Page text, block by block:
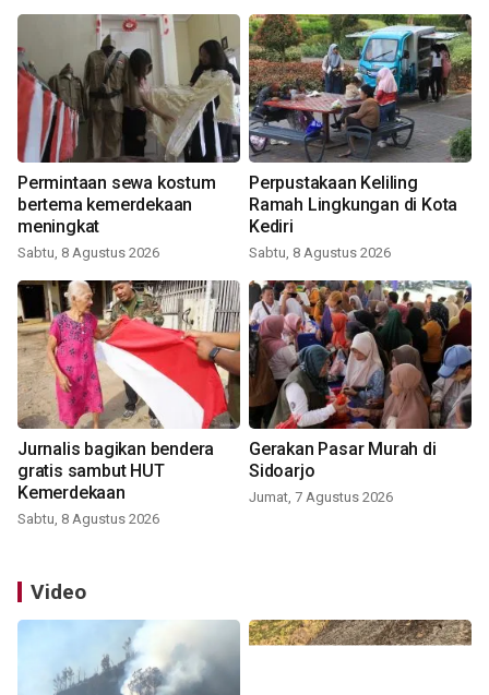
Permintaan sewa kostum
bertema kemerdekaan
meningkat
Sabtu, 8 Agustus 2026
Perpustakaan Keliling
Ramah Lingkungan di Kota
Kediri
Sabtu, 8 Agustus 2026
Jurnalis bagikan bendera
gratis sambut HUT
Kemerdekaan
Sabtu, 8 Agustus 2026
Gerakan Pasar Murah di
Sidoarjo
Jumat, 7 Agustus 2026
Video